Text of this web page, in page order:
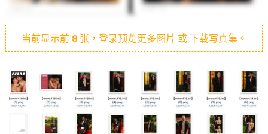
当前显示前 8张，登录预览更多图片 或 下载写真集。